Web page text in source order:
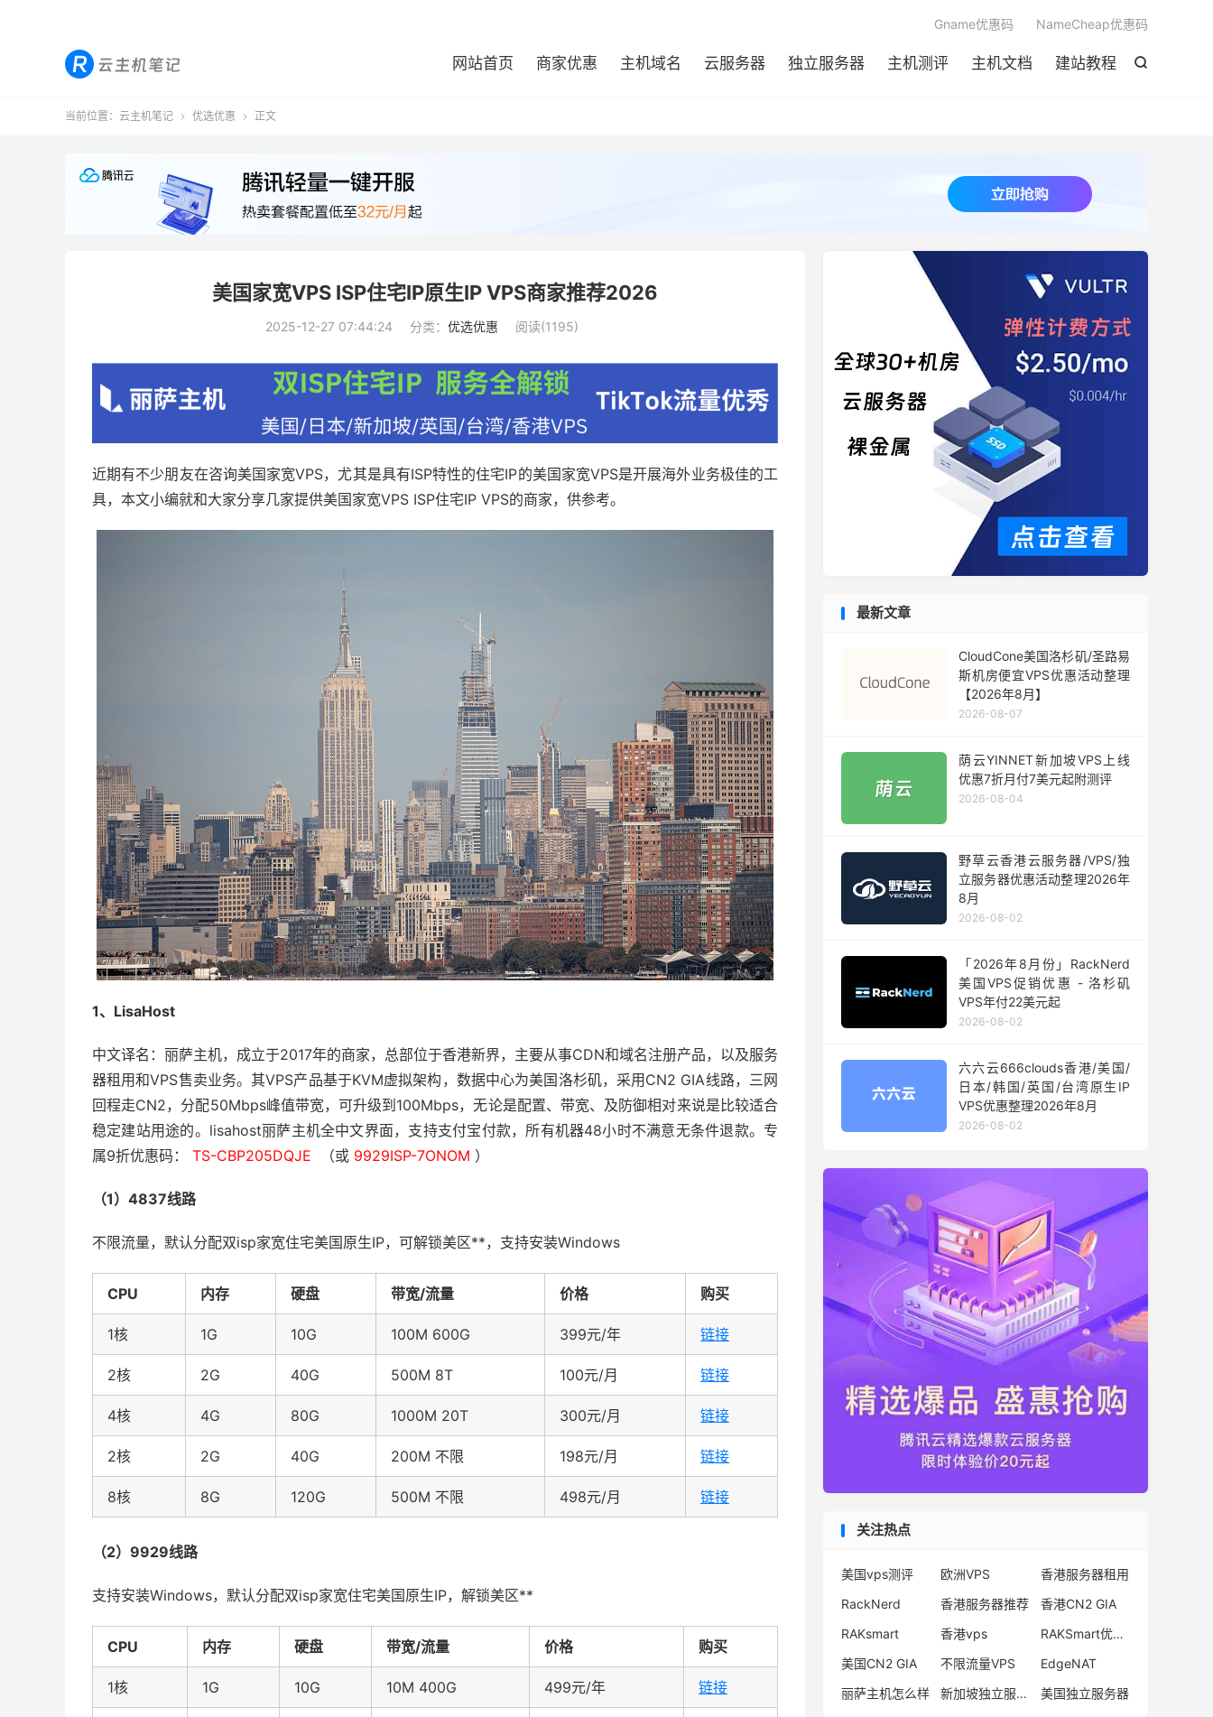

网站首页 商家优惠 主机域名 云服务器 独立服务器 主机测评 主机文档 建站教程
Gname优惠码 NameCheap优惠码
当前位置： 云主机笔记  优选优惠  正文
美国家宽VPS ISP住宅IP原生IP VPS商家推荐2026
2025-12-27 07:44:24 分类： 优选优惠 阅读(1195)
近期有不少朋友在咨询美国家宽VPS，尤其是具有ISP特性的住宅IP的美国家宽VPS是开展海外业务极佳的工
具，本文小编就和大家分享几家提供美国家宽VPS ISP住宅IP VPS的商家，供参考。
1、LisaHost
中文译名：丽萨主机，成立于2017年的商家，总部位于香港新界，主要从事CDN和域名注册产品，以及服务
器租用和VPS售卖业务。其VPS产品基于KVM虚拟架构，数据中心为美国洛杉矶，采用CN2 GIA线路，三网
回程走CN2，分配50Mbps峰值带宽，可升级到100Mbps，无论是配置、带宽、及防御相对来说是比较适合
稳定建站用途的。lisahost丽萨主机全中文界面，支持支付宝付款，所有机器48小时不满意无条件退款。专
属9折优惠码：
TS-CBP205DQJE （或 9929ISP-7ONOM ）
（1）4837线路
不限流量，默认分配双isp家宽住宅美国原生IP，可解锁美区**，支持安装Windows
CPU 内存 硬盘 带宽/流量 价格 购买
1核 1G 10G 100M 600G 399元/年 链接
2核 2G 40G 500M 8T 100元/月 链接
4核 4G 80G 1000M 20T 300元/月 链接
2核 2G 40G 200M 不限 198元/月 链接
8核 8G 120G 500M 不限 498元/月 链接
（2）9929线路
支持安装Windows，默认分配双isp家宽住宅美国原生IP，解锁美区**
CPU 内存 硬盘 带宽/流量 价格 购买
1核 1G 10G 10M 400G 499元/年 链接
最新文章
CloudCone美国洛杉矶/圣路易
斯机房便宜VPS优惠活动整理
【2026年8月】
2026-08-07
荫云YINNET新加坡VPS上线
优惠7折月付7美元起附测评
2026-08-04
野草云香港云服务器/VPS/独
立服务器优惠活动整理2026年
8月
2026-08-02
「2026年8月份」RackNerd
美国VPS促销优惠 - 洛杉矶
VPS年付22美元起
2026-08-02
六六云666clouds香港/美国/
日本/韩国/英国/台湾原生IP
VPS优惠整理2026年8月
2026-08-02
关注热点
美国vps测评 欧洲VPS
香港服务器租用
RackNerd
香港服务器推荐
香港CN2 GIA
RAKsmart
香港vps
RAKSmart优惠码
美国CN2 GIA
不限流量VPS
EdgeNAT
丽萨主机怎么样
新加坡独立服务器 美国独立服务器